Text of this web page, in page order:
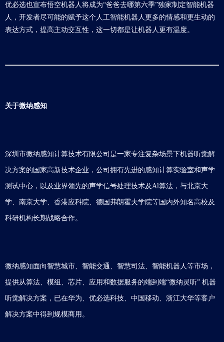
优必选也宣布悟空机器人将成为“爸爸去哪第六季”独家制定智能机器
人，开发者尽可能的赋予这个人工智能机器人更多的情感和更生动的
表达方式，提高主动交互性，这一切都是让机器人更有温度。
关于微纳感知
深圳市微纳感知计算技术有限公司是一家专注复杂场景下机器听觉解
决方案的国家高新技术企业，公司拥有先进的感知计算实验室和声学
测试中心，以及业界领先的声学信号处理技术及Al算法，与北京大
学、南京大学、香港应科院、德国弗朗霍夫学院等国内外知名高校及
科研机构长期战略合作。
微纳感知面向智慧城市、智能交通、智慧司法、智能机器人等市场，
提供从算法、模组、芯片、应用和数据服务的端到端“微纳灵听” 机器
听觉解决方案，已在华为、优必选科技、中国移动、浙江大华等客户
解决方案中得到规模商用。